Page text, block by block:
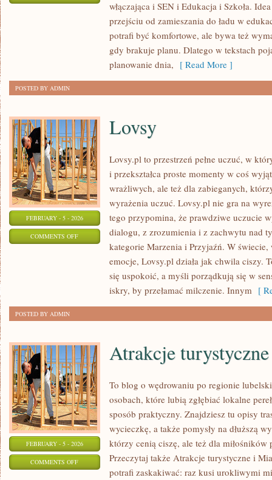
PSYCHOLOGIAwłączająca i SEN i Edukacja i Szkoła.
przejściu od zamieszania do ładu w
potrafi być komfortowe, ale bywa też
gdy brakuje planu. Dlatego w tekstach
planowanie dnia, [ Read More ]
POSTED BY ADMIN
FEBRUARY - 5 - 2026
COMMENTS OFFON
Lovsy
Lovsy.pl to przestrzeń pełne uczuć, w
i przekształca proste momenty w coś
wrażliwych, ale też dla zabieganych,
wyrażenia uczuć. Lovsy.pl nie gra na
tego przypomina, że prawdziwe uczucie
dialogu, z zrozumienia i z zachwytu nad
kategorie Marzenia i Przyjaźń. W świecie,
emocje, Lovsy.pl działa jak chwila ciszy.
się uspokoić, a myśli porządkują się w
iskry, by przełamać milczenie. Innym [
POSTED BY ADMIN
FEBRUARY - 5 - 2026
COMMENTS OFFON
Atrakcje turystyczne
To blog o wędrowaniu po regionie
osobach, które lubią zgłębiać lokalne
sposób praktyczny. Znajdziesz tu opisy
wycieczkę, a także pomysły na dłuższą
którzy cenią ciszę, ale też dla
Przeczytaj także Atrakcje turystyczne i
potrafi zaskakiwać: raz kusi urokliwymi